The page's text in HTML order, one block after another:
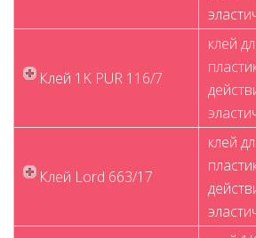
Клей 1K PUR 116/7
клей
Клей Lord 663/17
клей